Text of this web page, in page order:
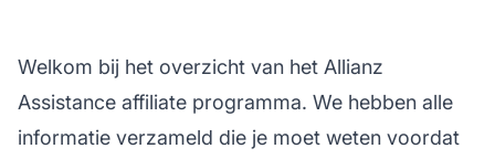
Welkom bij het overzicht van het Allianz
Assistance affiliate programma. We hebben alle
informatie verzameld die je moet weten voordat